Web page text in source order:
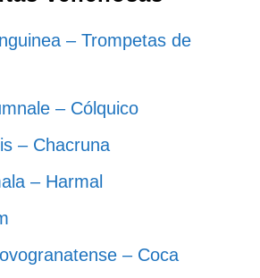
– Trompetas de
– Cólquico
– Chacruna
– Harmal
– Coca